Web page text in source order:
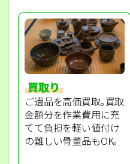
買取り
ご遺品を高価買取｡買取
金額分を作業費用に充
てて負担を軽い値付け
の難しい骨董品もOK｡